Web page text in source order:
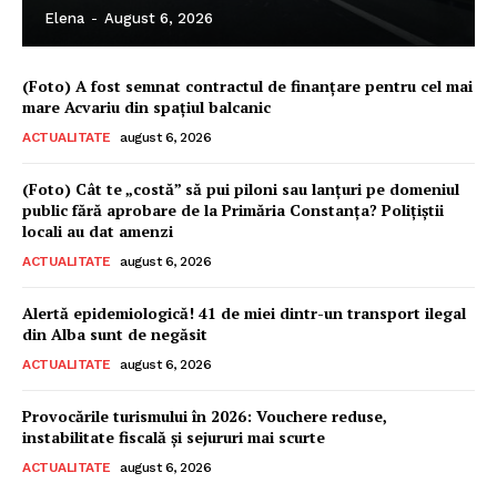
Elena - August 6, 2026
(Foto) A fost semnat contractul de finanțare pentru cel mai
mare Acvariu din spațiul balcanic
ACTUALITATE august 6, 2026
(Foto) Cât te „costă” să pui piloni sau lanțuri pe domeniul
public fără aprobare de la Primăria Constanța? Polițiștii
locali au dat amenzi
ACTUALITATE august 6, 2026
Alertă epidemiologică! 41 de miei dintr-un transport ilegal
din Alba sunt de negăsit
ACTUALITATE august 6, 2026
Provocările turismului în 2026: Vouchere reduse,
instabilitate fiscală și sejururi mai scurte
ACTUALITATE august 6, 2026